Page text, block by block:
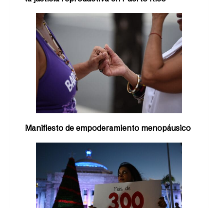
Manifiesto de empoderamiento menopáusico